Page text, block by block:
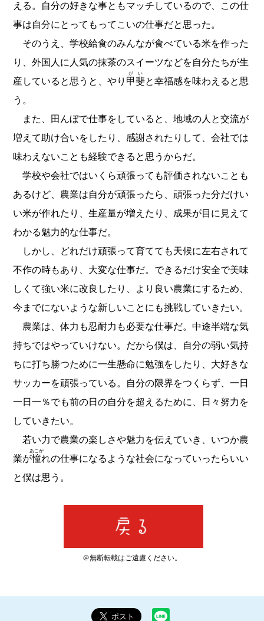
える。自分の好きな事ともマッチしているので、この仕
事は自分にとってもってこいの仕事だと思った。
そのうえ、学校給食のみんなが食べている米を作った
り、外国人に人気の抹茶のスイーツなどを自分たちが生
産していると思うと、やり 甲斐
がい
と幸福感を味わえると思
う。
また、田んぼで仕事をしていると、地域の人と交流が
増えて助け合いをしたり、感謝されたりして、会社では
味わえないことも経験できると思うからだ。
学校や会社ではいくら頑張っても評価されないことも
あるけど、農業は自分が頑張ったら、頑張った分だけい
い米が作れたり、生産量が増えたり、成果が目に見えて
わかる魅力的な仕事だ。
しかし、どれだけ頑張って育てても天候に左右されて
不作の時もあり、大変な仕事だ。できるだけ安全で美味
しくて強い米に改良したり、より良い農業にするため、
今までにないような新しいことにも挑戦していきたい。
農業は、体力も忍耐力も必要な仕事だ。中途半端な気
持ちではやっていけない。だから僕は、自分の弱い気持
ちに打ち勝つために一生懸命に勉強をしたり、大好きな
サッカーを頑張っている。自分の限界をつくらず、一日
一日一％でも前の日の自分を超えるために、日々努力を
していきたい。
若い力で農業の楽しさや魅力を伝えていき、いつか農
業が憧
あこが
れの仕事になるような社会になっていったらいい
と僕は思う。
＠無断転載はご遠慮ください。